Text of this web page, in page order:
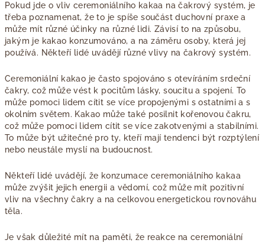
Pokud jde o vliv ceremoniálního kakaa na čakrový systém, je
třeba poznamenat, že to je spíše součást duchovní praxe a
může mít různé účinky na různé lidi. Závisí to na způsobu,
jakým je kakao konzumováno, a na záměru osoby, která jej
používá. Někteří lidé uvádějí různé vlivy na čakrový systém.
Ceremoniální kakao je často spojováno s otevíráním srdeční
čakry, což může vést k pocitům lásky, soucitu a spojení. To
může pomoci lidem cítit se více propojenými s ostatními a s
okolním světem. Kakao může také posilnit kořenovou čakru,
což může pomoci lidem cítit se více zakotvenými a stabilními.
To může být užitečné pro ty, kteří mají tendenci být rozptýlení
nebo neustále myslí na budoucnost.
Někteří lidé uvádějí, že konzumace ceremoniálního kakaa
může zvýšit jejich energii a vědomí, což může mít pozitivní
vliv na všechny čakry a na celkovou energetickou rovnováhu
těla.
Je však důležité mít na paměti, že reakce na ceremoniální